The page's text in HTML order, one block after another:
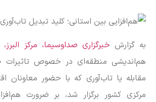
به گزارش خبرگزاری صداوسیما، مرکز البرز،
هم‌اندیشی منطقه‌ای در خصوص تاثیرات
مقابله یا تاب‌آوری که با حضور معاونان
مرکزی کشور برگزار شد، بر ضرورت